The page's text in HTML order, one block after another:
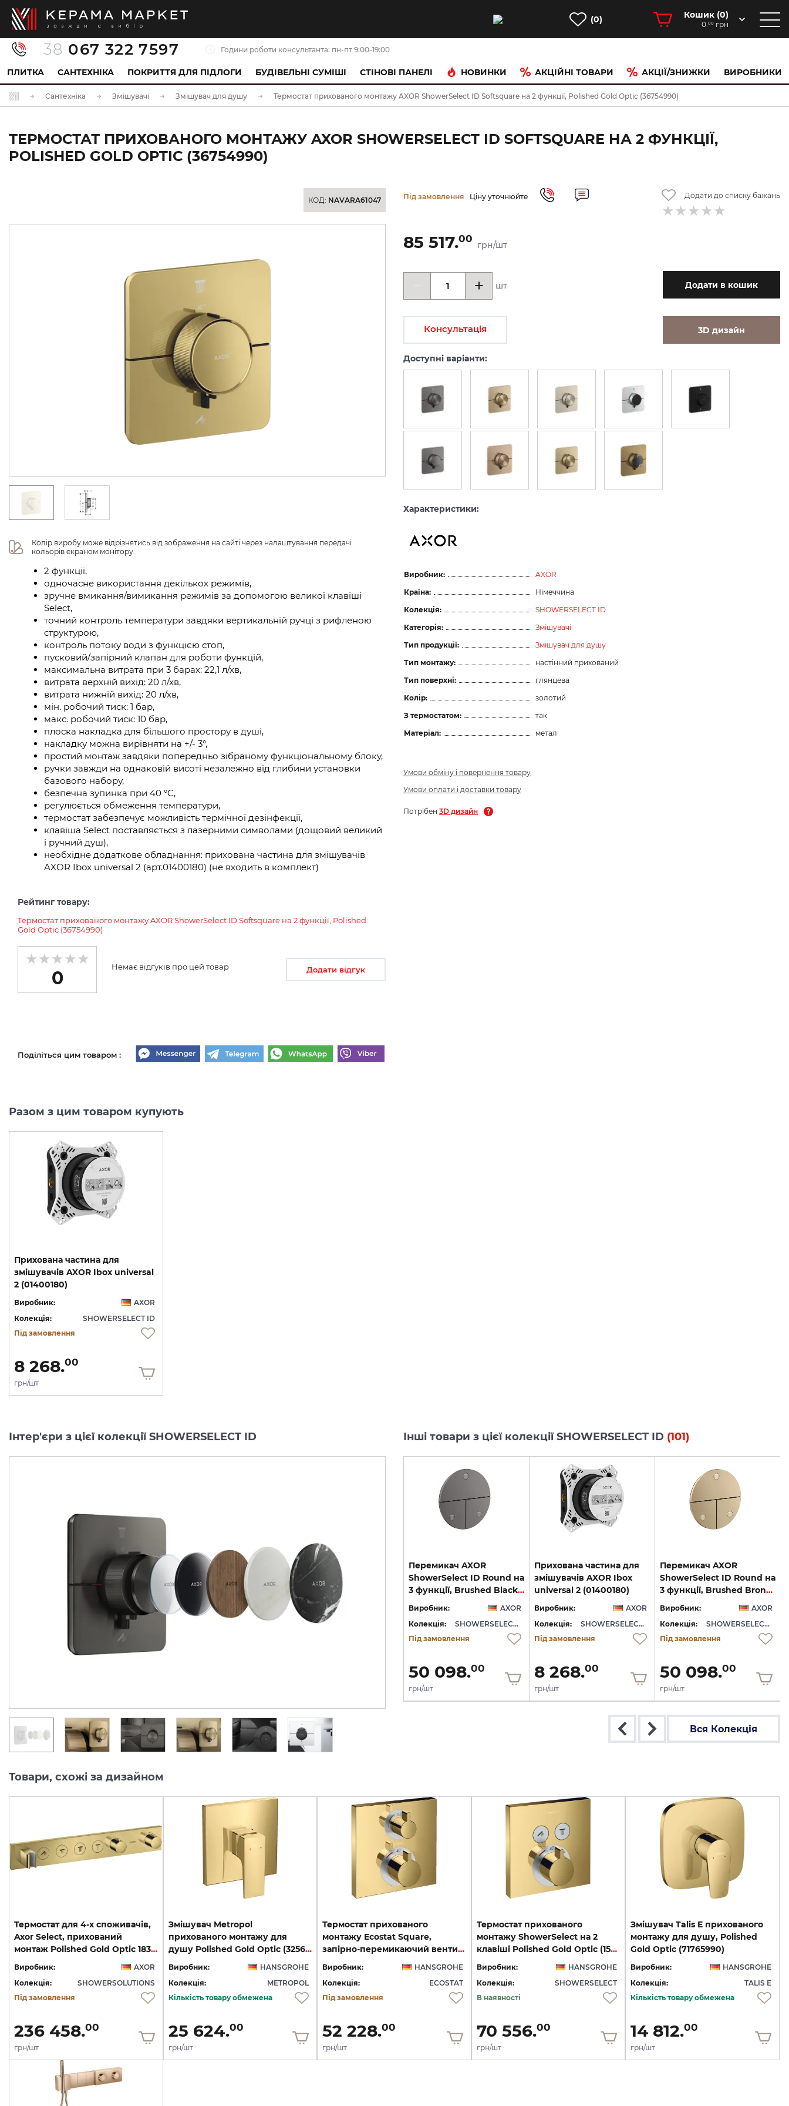
(0) Кошик (0)
0.00 грн
38 067 322 7597 Години роботи консультанта: пн-пт 9:00-19:00
ПЛИТКА САНТЕХНІКА ПОКРИТТЯ ДЛЯ ПІДЛОГИ БУДІВЕЛЬНІ СУМІШІ CТІНОВІ ПАНЕЛІ НОВИНКИ АКЦІЙНІ ТОВАРИ АКЦІЇ/ЗНИЖКИ ВИРОБНИКИ
Сантехніка Змішувачі Змішувач для душу Термостат прихованого монтажу AXOR ShowerSelect ID Softsquare на 2 функції, Polished Gold Optic (36754990)
ТЕРМОСТАТ ПРИХОВАНОГО МОНТАЖУ AXOR SHOWERSELECT ID SOFTSQUARE НА 2 ФУНКЦІЇ,
POLISHED GOLD OPTIC (36754990)
КОД: NAVARA61047
Колір виробу може відрізнятись від зображення на сайті через налаштування передачі
кольорів екраном монітору.
2 функції,
одночасне використання декількох режимів,
зручне вмикання/вимикання режимів за допомогою великої клавіші
Select,
точний контроль температури завдяки вертикальній ручці з рифленою
структурою,
контроль потоку води з функцією стоп,
пусковий/запірний клапан для роботи функцій,
максимальна витрата при 3 барах: 22,1 л/хв,
витрата верхній вихід: 20 л/хв,
витрата нижній вихід: 20 л/хв,
мін. робочий тиск: 1 бар,
макс. робочий тиск: 10 бар,
плоска накладка для більшого простору в душі,
накладку можна вирівняти на +/- 3°,
простий монтаж завдяки попередньо зібраному функціональному блоку,
ручки завжди на однаковій висоті незалежно від глибини установки
базового набору,
безпечна зупинка при 40 °C,
регулюється обмеження температури,
термостат забезпечує можливість термічної дезінфекції,
клавіша Select поставляється з лазерними символами (дощовий великий
і ручний душ),
необхідне додаткове обладнання: прихована частина для змішувачів
AXOR Ibox universal 2 (арт.01400180) (не входить в комплект)
Під замовлення Ціну уточнюйте Додати до списку бажань
85 517.00
грн/шт
шт Додати в кошик
Консультація 3D дизайн
Доступні варіанти:
Характеристики:
Виробник:
AXOR
Країна:
Німеччина
Колекція:
SHOWERSELECT ID
Категорія:
Змішувачі
Тип продукції:
Змішувач для душу
Тип монтажу:
настінний прихований
Тип поверхні:
глянцева
Колір:
золотий
З термостатом:
так
Матеріал:
метал
Умови обміну і повернення товару
Умови оплати і доставки товару
Потрібен 3D дизайн
Рейтинг товару:
Термостат прихованого монтажу AXOR ShowerSelect ID Softsquare на 2 функції, Polished
Gold Optic (36754990)
0
Немає відгуків про цей товар Додати відгук
Поділіться цим товаром :
Разом з цим товаром купують
Прихована частина для
змішувачів AXOR Ibox universal
2 (01400180)
Виробник:
AXOR
Колекція:
SHOWERSELECT ID
Під замовлення
8 268.00
грн/шт
Інтер'єри з цієї колекції SHOWERSELECT ID Інші товари з цієї колекції SHOWERSELECT ID (101)
Перемикач AXOR
ShowerSelect ID
AXOR
Перемикач AXOR
ShowerSelect ID
Виробник:
AXOR
Перемикач AXOR
ShowerSelect ID Square
Виробник:
Колекція:
Перемикач AXOR
ShowerSelect ID Round на
3 функції, Brushed Black Chrome (36779340)
Виробник:
AXOR
Колекція:
SHOWERSELECT ID
Під замовлення
50 098.00
грн/шт
Прихована частина для
змішувачів AXOR Ibox
universal 2 (01400180)
Виробник:
AXOR
Колекція:
SHOWERSELECT ID
Під замовлення
8 268.00
грн/шт
Перемикач AXOR
ShowerSelect ID Round на
3 функції, Brushed Bronze (36779140)
Виробник:
AXOR
Колекція:
SHOWERSELECT ID
Під замовлення
50 098.00
грн/шт
Вся Колекція
Товари, схожі за дизайном
Термостат для 4-х споживачів,
Axor Select, прихований
монтаж Polished Gold Optic 18357990
Виробник:
AXOR
Колекція:
SHOWERSOLUTIONS
Під замовлення
236 458.00
грн/шт
Змішувач Metropol
прихованого монтажу для
душу Polished Gold Optic (32565990)
Виробник:
HANSGROHE
Колекція:
METROPOL
Кількість товару обмежена
25 624.00
грн/шт
Термостат прихованого
монтажу Ecostat Square,
запірно-перемикаючий вентиль, 2-ох режимний, Polished Gold Optic (15714990)
Виробник:
HANSGROHE
Колекція:
ECOSTAT
Під замовлення
52 228.00
грн/шт
Термостат прихованого
монтажу ShowerSelect на 2
клавіші Polished Gold Optic (15763990)
Виробник:
HANSGROHE
Колекція:
SHOWERSELECT
В наявності
70 556.00
грн/шт
Змішувач Talis E прихованого
монтажу для душу, Polished
Gold Optic (71765990)
Виробник:
HANSGROHE
Колекція:
TALIS E
Кількість товару обмежена
14 812.00
грн/шт